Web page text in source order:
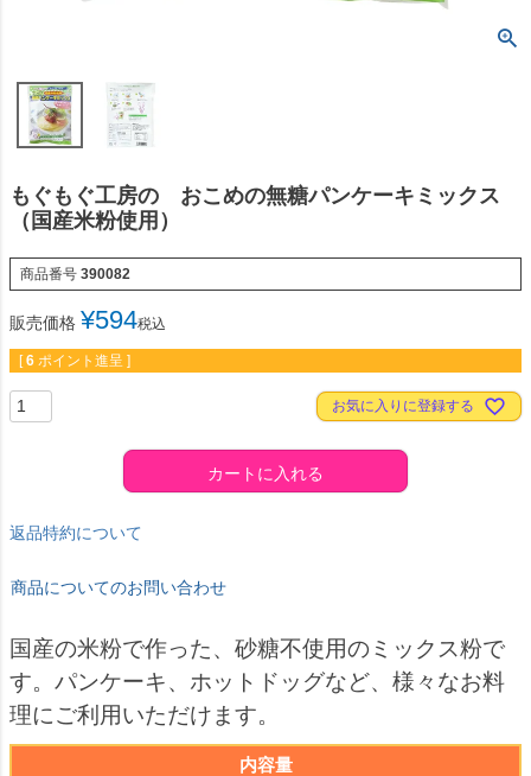
もぐもぐ工房の おこめの無糖パンケーキミックス
（国産米粉使用）
商品番号 390082
販売価格 ¥594税込
[ 6 ポイント進呈 ]
お気に入りに登録する
カートに入れる
返品特約について
商品についてのお問い合わせ
国産の米粉で作った、砂糖不使用のミックス粉で
す。パンケーキ、ホットドッグなど、様々なお料
理にご利用いただけます。
内容量